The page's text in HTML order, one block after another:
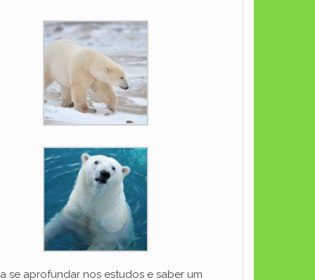
se aprofundar nos estudos e saber um